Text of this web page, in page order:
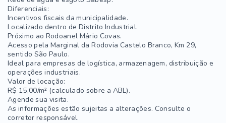
Diferenciais:
Incentivos fiscais da municipalidade.
Localizado dentro de Distrito Industrial.
Próximo ao Rodoanel Mário Covas.
Acesso pela Marginal da Rodovia Castelo Branco, Km 29,
sentido São Paulo.
Ideal para empresas de logística, armazenagem, distribuição e
operações industriais.
Valor de locação:
R$ 15,00/m² (calculado sobre a ABL).
Agende sua visita.
As informações estão sujeitas a alterações. Consulte o
corretor responsável.